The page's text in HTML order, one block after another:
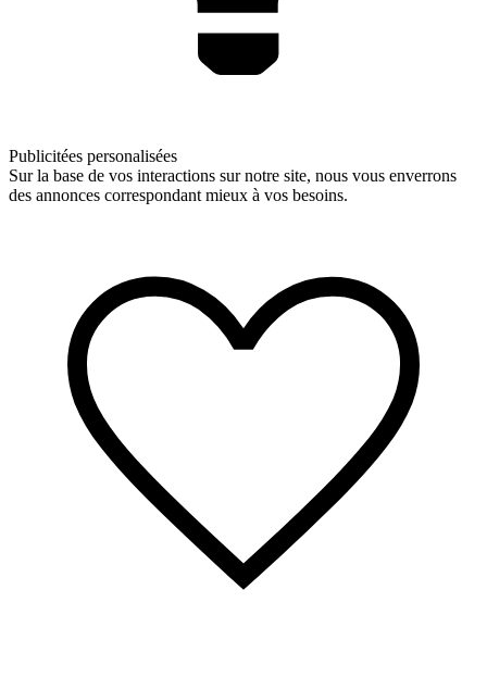
Publicitées personalisées
Sur la base de vos interactions sur notre site, nous vous enverrons
des annonces correspondant mieux à vos besoins.